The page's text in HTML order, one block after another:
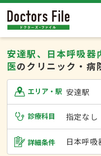
安達駅、日本呼吸器
医のクリニック・病
エリア・駅 安達駅
診療科目 指定なし
詳細条件